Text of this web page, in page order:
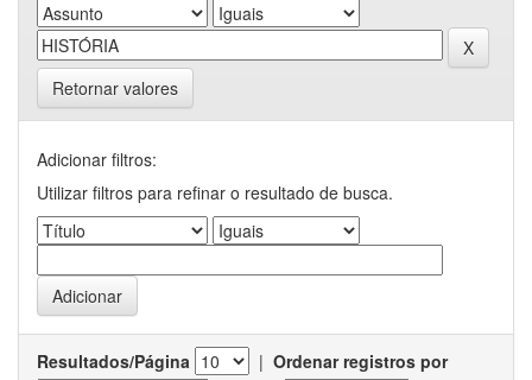
Retornar valores
Adicionar filtros:
Utilizar filtros para refinar o resultado de busca.
Resultados/Página | Ordenar registros por